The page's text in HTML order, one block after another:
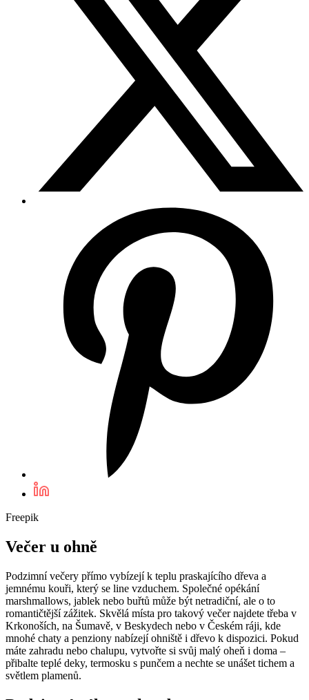
Freepik
Večer u ohně
Podzimní večery přímo vybízejí k teplu praskajícího dřeva a
jemnému kouři, který se line vzduchem. Společné opékání
marshmallows, jablek nebo buřtů může být netradiční, ale o to
romantičtější zážitek. Skvělá místa pro takový večer najdete třeba v
Krkonoších, na Šumavě, v Beskydech nebo v Českém ráji, kde
mnohé chaty a penziony nabízejí ohniště i dřevo k dispozici. Pokud
máte zahradu nebo chalupu, vytvořte si svůj malý oheň i doma –
přibalte teplé deky, termosku s punčem a nechte se unášet tichem a
světlem plamenů.